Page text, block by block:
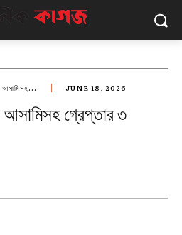
আসামিসহ... JUNE 18, 2026
আসামিসহ গ্রেপ্তার ৩